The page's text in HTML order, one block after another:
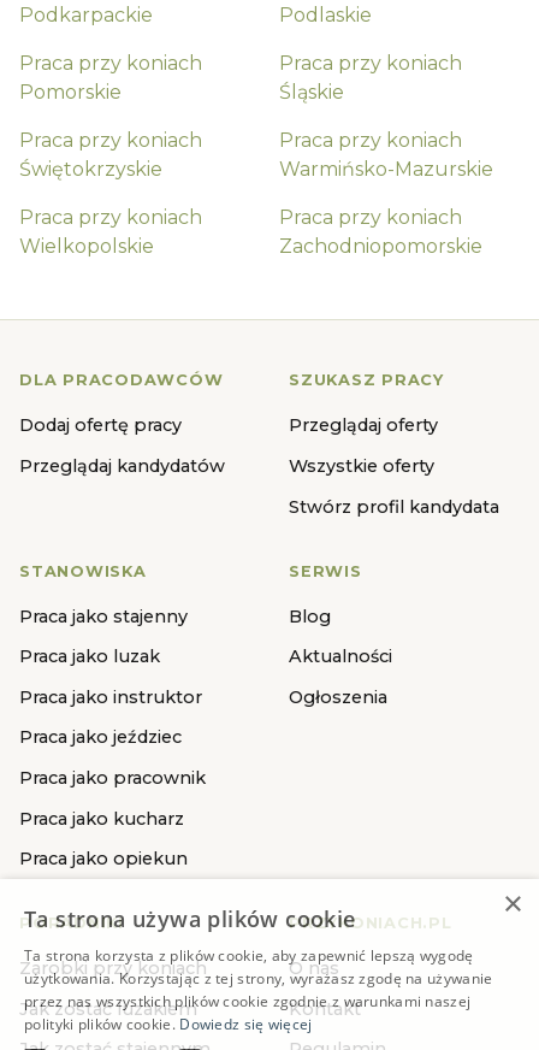
Podkarpackie
Podlaskie
Praca przy koniach
Pomorskie
Praca przy koniach
Śląskie
Praca przy koniach
Świętokrzyskie
Praca przy koniach
Warmińsko-Mazurskie
Praca przy koniach
Wielkopolskie
Praca przy koniach
Zachodniopomorskie
DLA PRACODAWCÓW
Dodaj ofertę pracy
Przeglądaj kandydatów
SZUKASZ PRACY
Przeglądaj oferty
Wszystkie oferty
Stwórz profil kandydata
STANOWISKA
Praca jako stajenny
Praca jako luzak
Praca jako instruktor
Praca jako jeździec
Praca jako pracownik
Praca jako kucharz
Praca jako opiekun
SERWIS
Blog
Aktualności
Ogłoszenia
PORADNIKI
Zarobki przy koniach
Jak zostać luzakiem
PRZYKONIACH.PL
O nas
Kontakt
×
Ta strona używa plików cookie
Ta strona korzysta z plików cookie, aby zapewnić lepszą wygodę
użytkowania. Korzystając z tej strony, wyrażasz zgodę na używanie
przez nas wszystkich plików cookie zgodnie z warunkami naszej
polityki plików cookie. Dowiedz się więcej